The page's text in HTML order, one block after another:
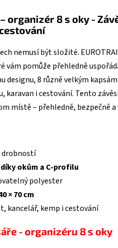
– organizér 8 s oky -
nemusí být složité.
vám pomůže přehledně
designu, 8 různě velkým
karavan i cestování. Tento
místě – přehledně, bezpečně a
drobností
okům a C-profilu
polyester
× 70 cm
kancelář, kemp i cestování
- organizéru 8 s oky